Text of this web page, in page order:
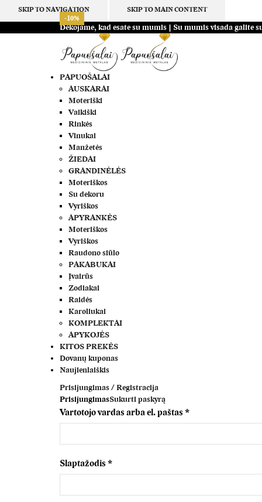
SKIP TO NAVIGATION SKIP TO MAIN CONTENT
Dėkojame, kad esate su mumis | Su mumis visada galite
PAPUOŠALAI
AUSKARAI
Moteriški
Vaikiški
Rinkės
Vinukai
Manžetės
ŽIEDAI
GRANDINĖLĖS
Moteriškos
Su dekoru
Vyriškos
APYRANKĖS
Moteriškos
Vyriškos
Raudono siūlo
PAKABUKAI
Įvairūs
Zodiakai
Raidės
Karoliukai
KOMPLEKTAI
APYKOJĖS
KITOS PREKĖS
Dovanų kuponas
Naujienlaiškis
Prisijungimas / Registracija
PrisijungimasSukurti paskyrą
Vartotojo vardas arba el. paštas*
Slaptažodis*
-10%
-10%
-10%
-10%
-10%
-10%
-10%
-10%